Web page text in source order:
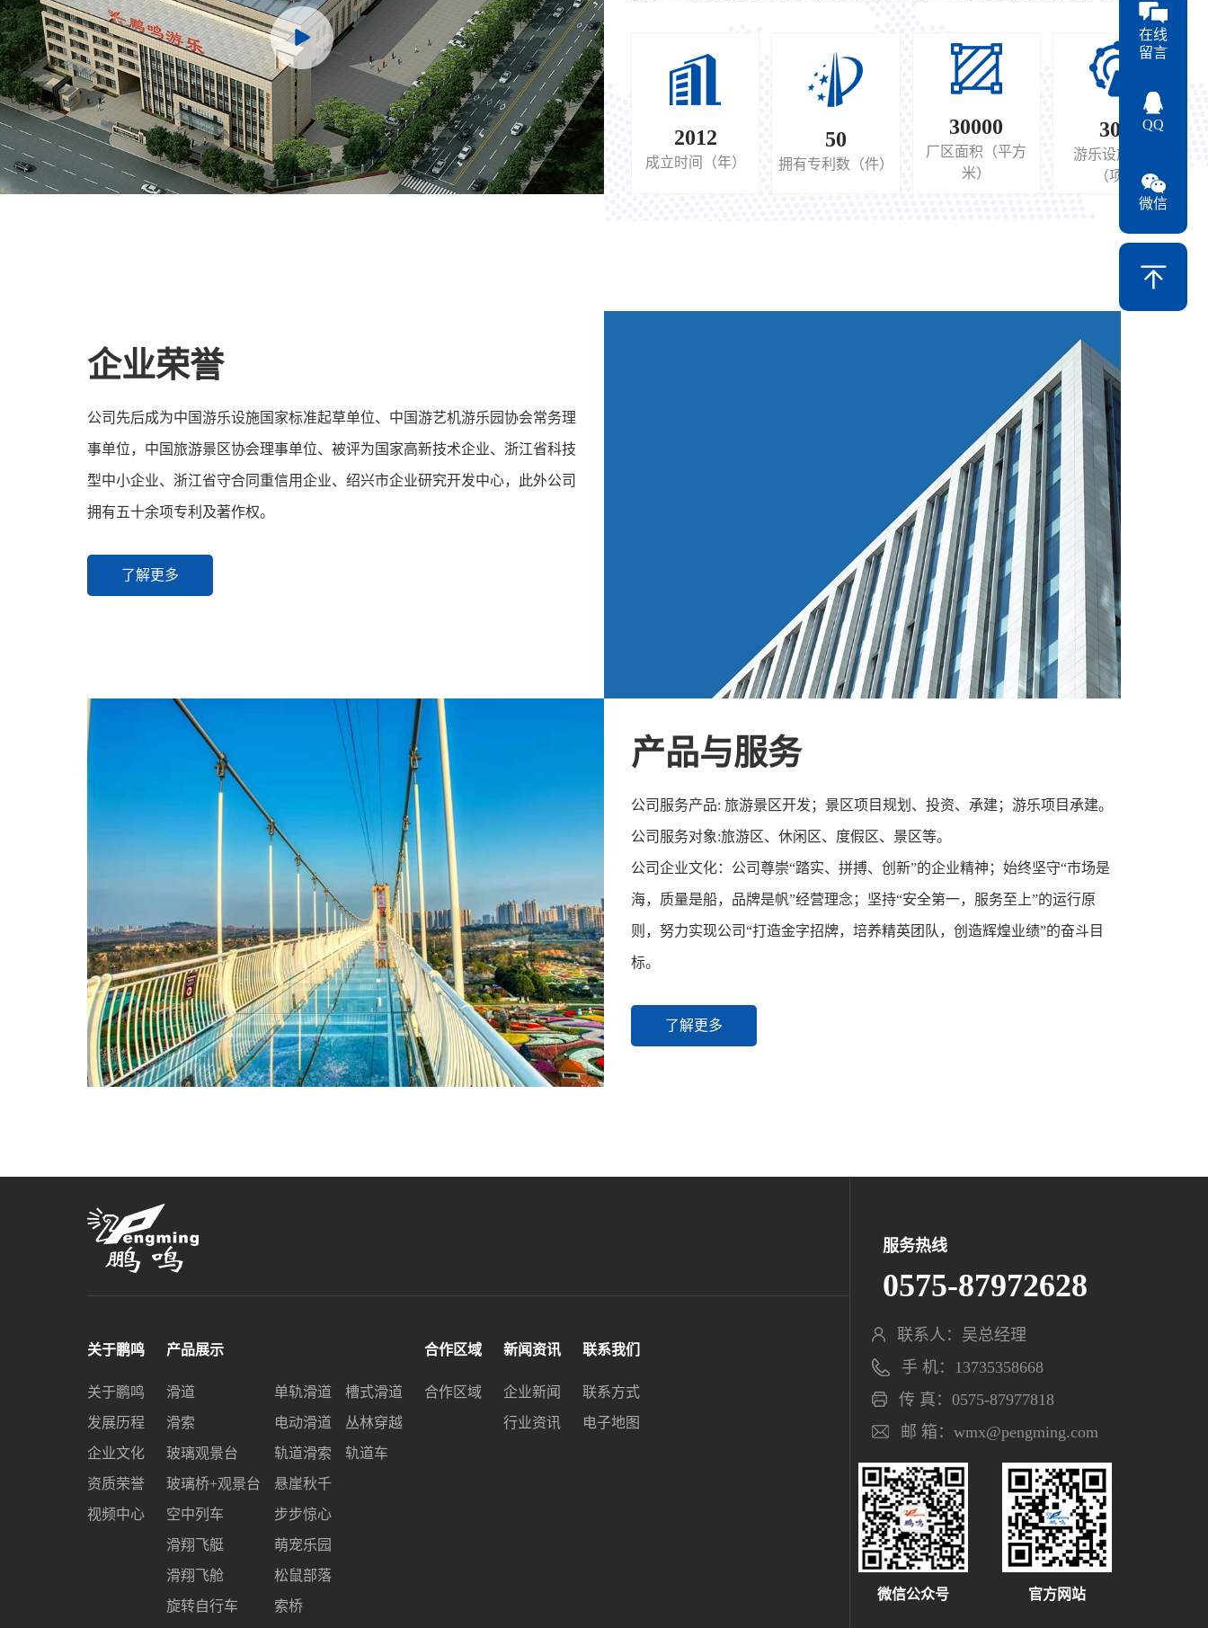
职能与业务分布： 公司配有专业的设计和策划团队、先进的生产工艺、专业的安装队
伍、完善的售后服务，目前有三十多个品种的高质量游乐设施产品，项目遍及国内各大
省辖区的景区及游乐园。
2012
成立时间（年）
50
拥有专利数（件）
30000
厂区面积（平方
米）
30
游乐设施产品
（项）
企业荣誉
公司先后成为中国游乐设施国家标准起草单位、中国游艺机游乐园协会常务理
事单位，中国旅游景区协会理事单位、被评为国家高新技术企业、浙江省科技
型中小企业、浙江省守合同重信用企业、绍兴市企业研究开发中心，此外公司
拥有五十余项专利及著作权。
了解更多
产品与服务
公司服务产品: 旅游景区开发；景区项目规划、投资、承建；游乐项目承建。
公司服务对象:旅游区、休闲区、度假区、景区等。
公司企业文化：公司尊崇“踏实、拼搏、创新”的企业精神；始终坚守“市场是
海，质量是船，品牌是帆”经营理念；坚持“安全第一，服务至上”的运行原
则，努力实现公司“打造金字招牌，培养精英团队，创造辉煌业绩”的奋斗目
标。
了解更多
关于鹏鸣
关于鹏鸣
发展历程
企业文化
资质荣誉
视频中心
产品展示
滑道
滑索
玻璃观景台
玻璃桥+观景台
空中列车
滑翔飞艇
滑翔飞舱
旋转自行车
单轨滑道
电动滑道
轨道滑索
悬崖秋千
步步惊心
萌宠乐园
松鼠部落
索桥
槽式滑道
丛林穿越
轨道车
合作区域
合作区域
新闻资讯
企业新闻
行业资讯
联系我们
联系方式
电子地图
服务热线
0575-87972628
联系人：吴总经理
手 机：13735358668
传 真：0575-87977818
邮 箱：wmx@pengming.com
微信公众号 官方网站
在线
留言
QQ
微信